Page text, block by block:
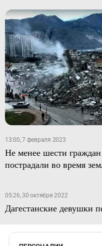
13:00, 7 февраля 2023
Не менее шести
пострадали во время
05:26, 30 октября 2022
Дагестанские девушки